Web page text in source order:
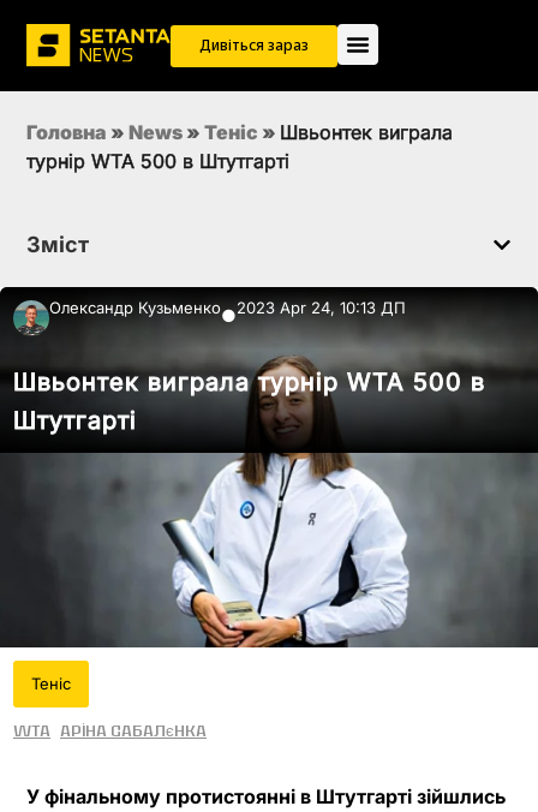
Дивіться зараз
Головна » News » Теніс » Швьонтек виграла
турнір WTA 500 в Штутгарті
Зміст
Олександр Кузьменко●2023 Apr 24, 10:13 ДП
Швьонтек виграла турнір WTA 500 в
Штутгарті
Теніс
WTA Аріна Сабалєнка
У фінальному протистоянні в Штутгарті зійшлись